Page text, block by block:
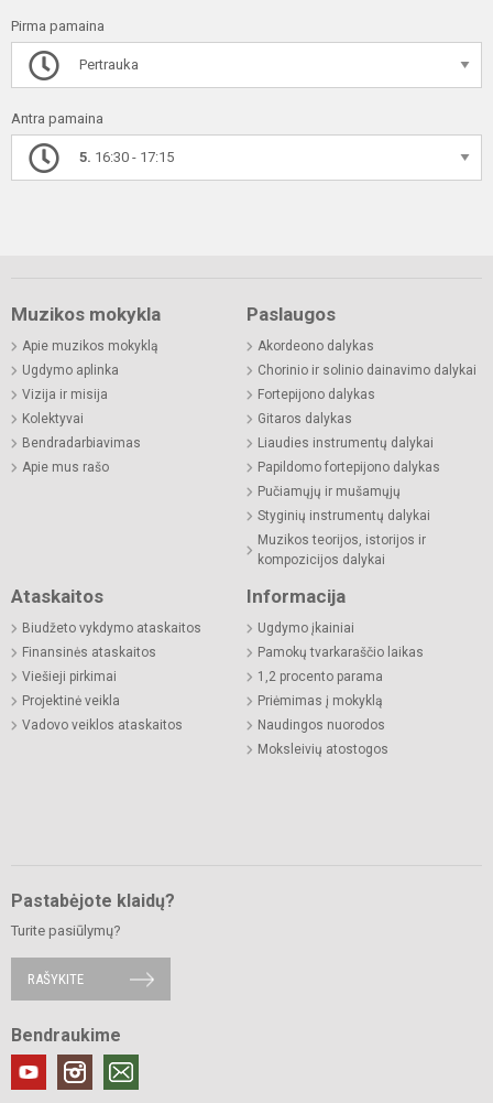
Pirma pamaina
Pertrauka
Antra pamaina
5. 16:30 - 17:15
Muzikos mokykla
Apie muzikos mokyklą
Ugdymo aplinka
Vizija ir misija
Kolektyvai
Bendradarbiavimas
Apie mus rašo
Paslaugos
Akordeono dalykas
Chorinio ir solinio dainavimo dalykai
Fortepijono dalykas
Gitaros dalykas
Liaudies instrumentų dalykai
Papildomo fortepijono dalykas
Pučiamųjų ir mušamųjų
Styginių instrumentų dalykai
Muzikos teorijos, istorijos ir
kompozicijos dalykai
Ataskaitos
Biudžeto vykdymo ataskaitos
Finansinės ataskaitos
Viešieji pirkimai
Projektinė veikla
Vadovo veiklos ataskaitos
Informacija
Ugdymo įkainiai
Pamokų tvarkaraščio laikas
1,2 procento parama
Priėmimas į mokyklą
Naudingos nuorodos
Moksleivių atostogos
Pastabėjote klaidų?
Turite pasiūlymų?
RAŠYKITE
Bendraukime